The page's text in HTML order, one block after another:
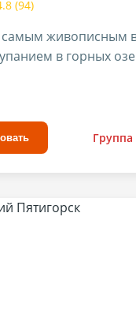
(94)
самым живописным
в горных